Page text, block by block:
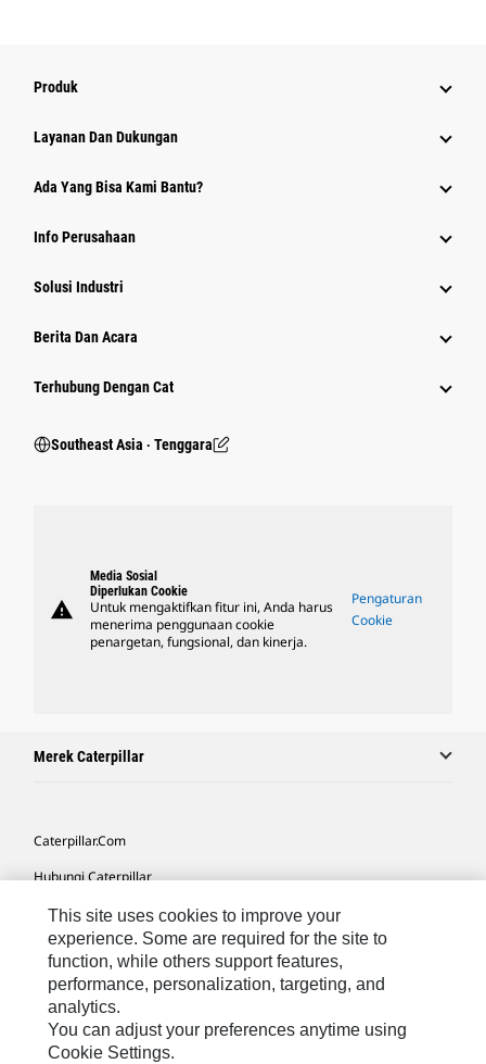
Produk
Layanan Dan Dukungan
Ada Yang Bisa Kami Bantu?
Info Perusahaan
Solusi Industri
Berita Dan Acara
Terhubung Dengan Cat
Southeast Asia ‧ Tenggara
warning
Media Sosial
Diperlukan Cookie
Untuk mengaktifkan fitur ini, Anda harus
menerima penggunaan cookie
penargetan, fungsional, dan kinerja.
Pengaturan
Cookie
Merek Caterpillar
Caterpillar.com
Hubungi Caterpillar
Preferensi Pemasaran Saya
Peta Situs
Cookie Settings
Hukum
Privasi
This site uses cookies to improve your
experience. Some are required for the site to
function, while others support features,
performance, personalization, targeting, and
analytics.
You can adjust your preferences anytime using
Cookie Settings.